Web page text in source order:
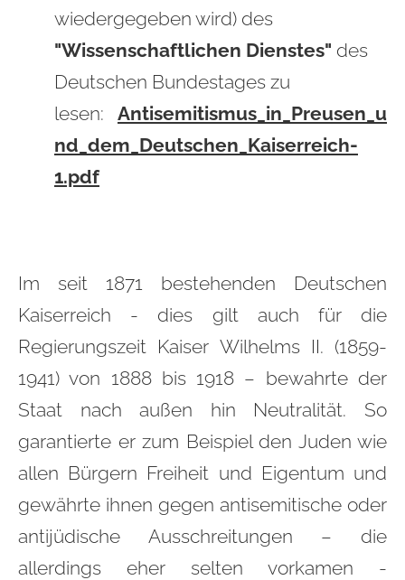
wiedergegeben wird) des
"Wissenschaftlichen Dienstes" des
Deutschen Bundestages zu
lesen: Antisemitismus_in_Preusen_u
nd_dem_Deutschen_Kaiserreich-
1.pdf
Im seit 1871 bestehenden Deutschen
Kaiserreich - dies gilt auch für die
Regierungszeit Kaiser Wilhelms II. (1859-
1941) von 1888 bis 1918 – bewahrte der
Staat nach außen hin Neutralität. So
garantierte er zum Beispiel den Juden wie
allen Bürgern Freiheit und Eigentum und
gewährte ihnen gegen antisemitische oder
antijüdische Ausschreitungen – die
allerdings eher selten vorkamen -